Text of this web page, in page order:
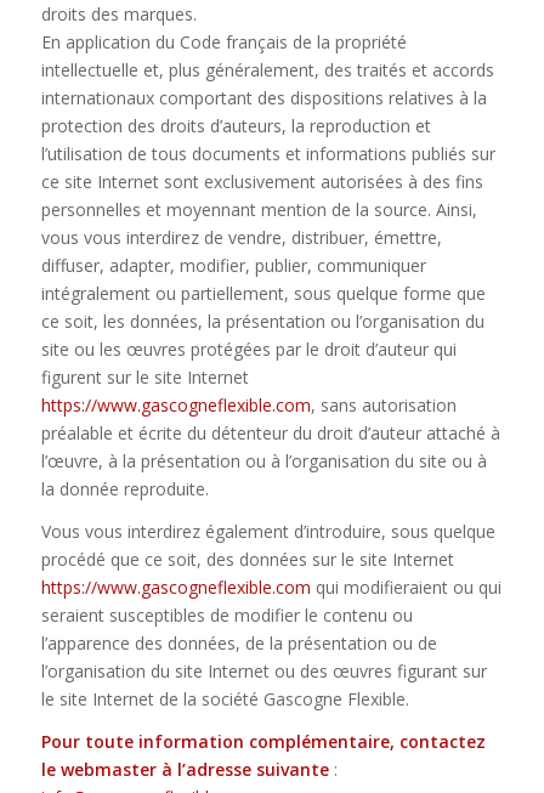
droits des marques.
En application du Code français de la propriété
intellectuelle et, plus généralement, des traités et accords
internationaux comportant des dispositions relatives à la
protection des droits d’auteurs, la reproduction et
l’utilisation de tous documents et informations publiés sur
ce site Internet sont exclusivement autorisées à des fins
personnelles et moyennant mention de la source. Ainsi,
vous vous interdirez de vendre, distribuer, émettre,
diffuser, adapter, modifier, publier, communiquer
intégralement ou partiellement, sous quelque forme que
ce soit, les données, la présentation ou l’organisation du
site ou les œuvres protégées par le droit d’auteur qui
figurent sur le site Internet
https://www.gascogneflexible.com, sans autorisation
préalable et écrite du détenteur du droit d’auteur attaché à
l’œuvre, à la présentation ou à l’organisation du site ou à
la donnée reproduite.
Vous vous interdirez également d’introduire, sous quelque
procédé que ce soit, des données sur le site Internet
https://www.gascogneflexible.com qui modifieraient ou qui
seraient susceptibles de modifier le contenu ou
l’apparence des données, de la présentation ou de
l’organisation du site Internet ou des œuvres figurant sur
le site Internet de la société Gascogne Flexible.
Pour toute information complémentaire, contactez
le webmaster à l’adresse suivante: